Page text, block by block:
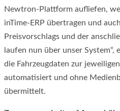
Newtron-Plattform aufliefen,
inTime-ERP übertragen und
Preisvorschlags und der
laufen nun über unser
die Fahrzeugdaten zur
automatisiert und ohne
übermittelt.